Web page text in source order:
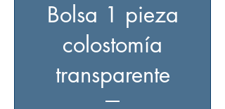
Bolsa 1 pieza
colostomía
transparente